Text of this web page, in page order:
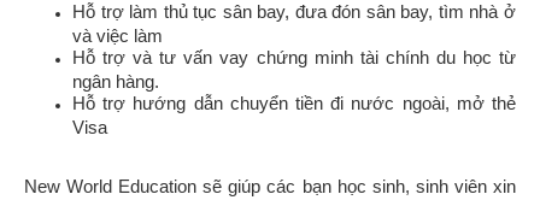
Hỗ trợ làm thủ tục sân bay, đưa đón sân bay, tìm nhà ở
và việc làm
Hỗ trợ và tư vấn vay chứng minh tài chính du học từ
ngân hàng.
Hỗ trợ hướng dẫn chuyển tiền đi nước ngoài, mở thẻ
Visa
New World Education sẽ giúp các bạn học sinh, sinh viên xin